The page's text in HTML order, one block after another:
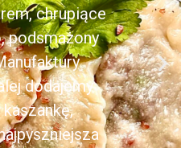
chrupiące
podsmażony
dodajemy